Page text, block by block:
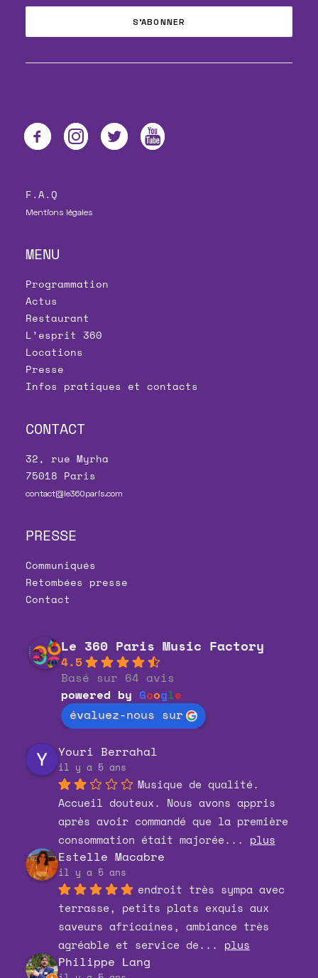
F.A.Q
Mentions légales
MENU
Programmation
Actus
Restaurant
L’esprit 360
Locations
Presse
Infos pratiques et contacts
CONTACT
32, rue Myrha
75018 Paris
contact@le360paris.com
PRESSE
Communiqués
Retombées presse
Contact
Le 360 Paris Music Factory
4.5
Basé sur 64 avis
powered by Google
évaluez-nous sur
Youri Berrahal
il y a 5 ans
Musique de qualité.
Accueil douteux. Nous avons appris
après avoir commandé que la première
consommation était majorée... plus
Estelle Macabre
il y a 5 ans
endroit très sympa avec
terrasse, petits plats exquis aux
saveurs africaines, ambiance très
agréable et service de... plus
Philippe Lang